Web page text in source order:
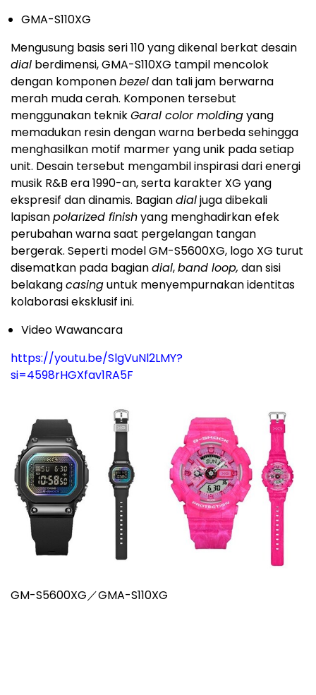
GMA-S110XG
Mengusung basis seri 110 yang dikenal berkat desain
dial berdimensi, GMA-S110XG tampil mencolok
dengan komponenbezeldan tali jam berwarna
merah muda cerah. Komponen tersebut
menggunakan teknikGaral color moldingyang
memadukan resin dengan warna berbeda sehingga
menghasilkan motif marmer yang unik pada setiap
unit. Desain tersebut mengambil inspirasi dari energi
musik R&B era 1990-an, serta karakter XG yang
ekspresif dan dinamis. Bagiandialjuga dibekali
lapisanpolarized finishyang menghadirkan efek
perubahan warna saat pergelangan tangan
bergerak. Seperti model GM-S5600XG, logo XG turut
disematkan pada bagiandial,band loop, dan sisi
belakangcasinguntuk menyempurnakan identitas
kolaborasi eksklusif ini.
Video Wawancara
https://youtu.be/SlgVuNl2LMY?
si=4598rHGXfav1RA5F
GM-S5600XG／GMA-S110XG